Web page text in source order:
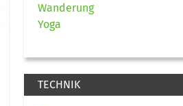
Wanderung
Yoga
TECHNIK